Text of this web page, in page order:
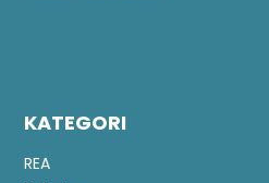
KATEGORI
REA